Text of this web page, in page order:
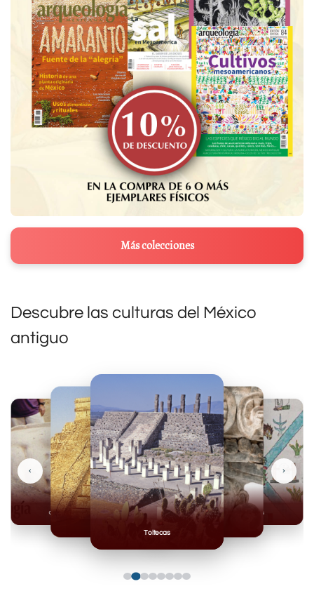
Más colecciones
Descubre las culturas del México
antiguo
Toltecas
Mexicas
Olmecas
‹ ›